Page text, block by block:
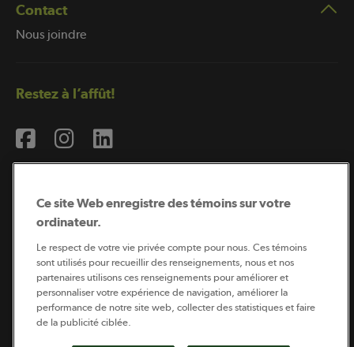
Contact
Nous joindre
Restez à l’affût!
Coopérateur est publié par Sollio Groupe Coopératif.
Il est l’outil d’information de la coopération agricole
québécoise.
Ce site Web enregistre des témoins sur votre
ordinateur.
Le respect de votre vie privée compte pour nous. Ces témoins
sont utilisés pour recueillir des renseignements, nous et nos
partenaires utilisons ces renseignements pour améliorer et
personnaliser votre expérience de navigation, améliorer la
performance de notre site web, collecter des statistiques et faire
de la publicité ciblée.